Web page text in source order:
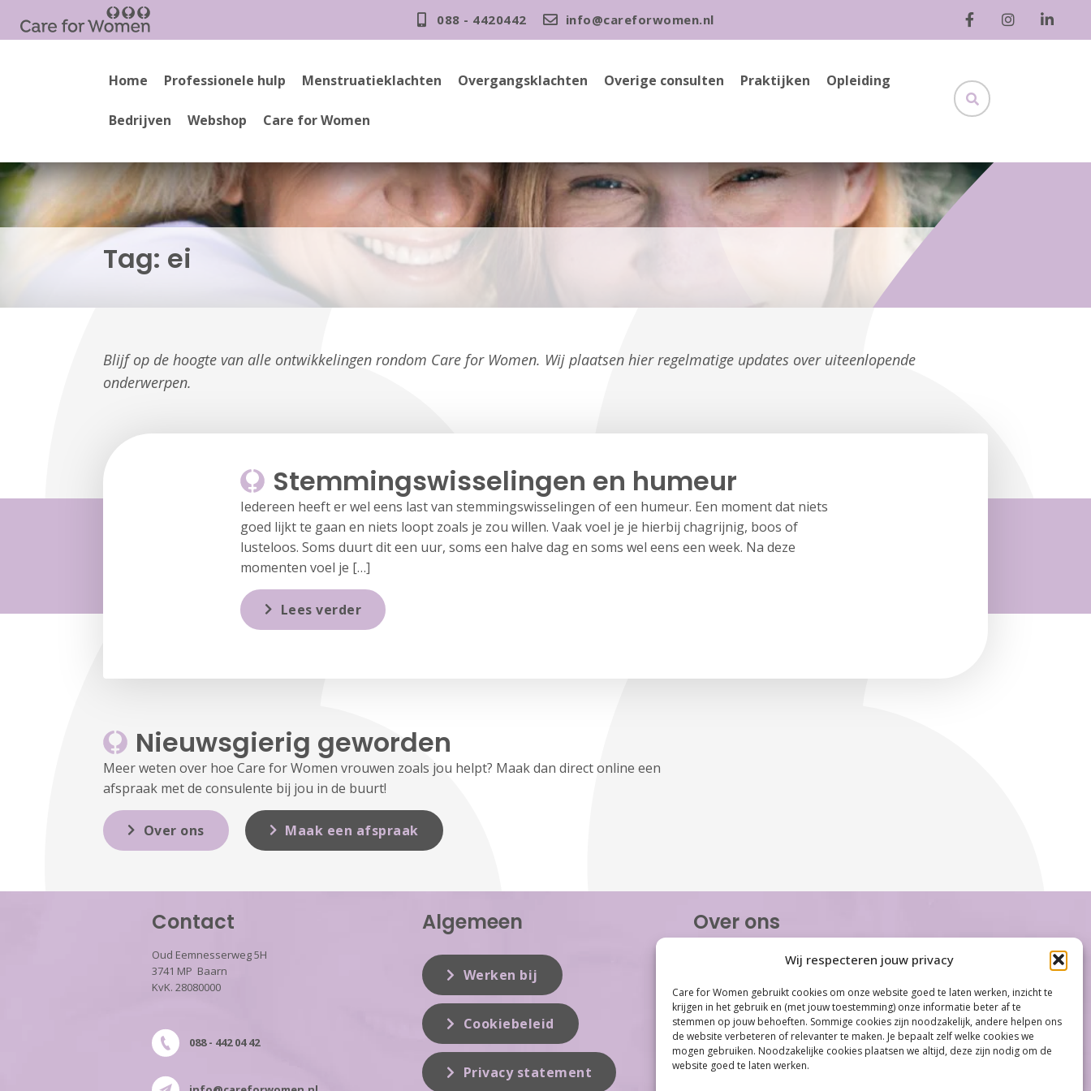
Wij respecteren jouw privacy
Care for Women gebruikt cookies om onze website goed te laten werken, inzicht te
krijgen in het gebruik en (met jouw toestemming) onze informatie beter af te
stemmen op jouw behoeften. Sommige cookies zijn noodzakelijk, andere helpen ons
de website verbeteren of relevanter te maken. Je bepaalt zelf welke cookies we
mogen gebruiken. Noodzakelijke cookies plaatsen we altijd, deze zijn nodig om de
website goed te laten werken.
088 - 4420442 info@careforwomen.nl
Home Professionele hulp Menstruatieklachten Overgangsklachten Overige consulten Praktijken Opleiding
Bedrijven Webshop Care for Women
Tag: ei
Blijf op de hoogte van alle ontwikkelingen rondom Care for Women. Wij plaatsen hier regelmatige updates over uiteenlopende
onderwerpen.
Stemmingswisselingen en humeur
Iedereen heeft er wel eens last van stemmingswisselingen of een humeur. Een moment dat niets
goed lijkt te gaan en niets loopt zoals je zou willen. Vaak voel je je hierbij chagrijnig, boos of
lusteloos. Soms duurt dit een uur, soms een halve dag en soms wel eens een week. Na deze
momenten voel je […]
Lees verder
Nieuwsgierig geworden
Meer weten over hoe Care for Women vrouwen zoals jou helpt? Maak dan direct online een
afspraak met de consulente bij jou in de buurt!
Over ons Maak een afspraak
Contact
Oud Eemnesserweg 5H
3741 MP Baarn
KvK. 28080000
088 - 442 04 42
Algemeen
Werken bij
Cookiebeleid
Privacy statement
Over ons
Care for Women is de eerste organisatie die zich
inzet op het gebied van hormonale problemen bij
vrouwen. Met ruim 100 locaties behoort Care for
Women tot één van de grootste organisaties op
dit vakgebied...